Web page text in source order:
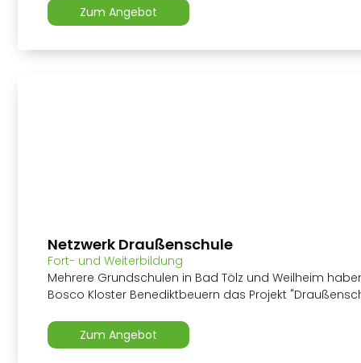
Zum Angebot
Netzwerk Draußenschule
Fort- und Weiterbildung
Mehrere Grundschulen in Bad Tölz und Weilheim
Bosco Kloster Benediktbeuern das Projekt
Zum Angebot